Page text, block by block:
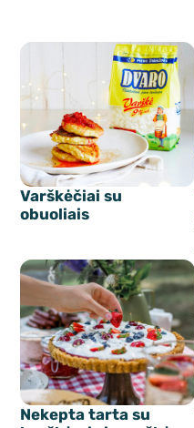
Varškėčiai su
obuoliais
Nekepta tarta su